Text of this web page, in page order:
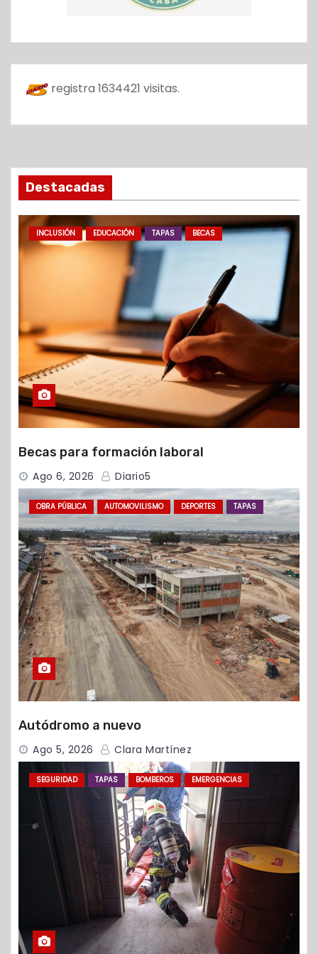
registra 1634421 visitas.
Destacadas
INCLUSIÓN EDUCACIÓN TAPAS BECAS
Becas para formación laboral
Ago 6, 2026 Diario5
OBRA PÚBLICA AUTOMOVILISMO DEPORTES TAPAS
Autódromo a nuevo
Ago 5, 2026 Clara Martínez
SEGURIDAD TAPAS BOMBEROS EMERGENCIAS